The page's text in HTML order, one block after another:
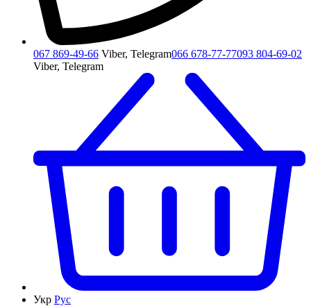
067 869-49-66 Viber, Telegram066 678-77-77093 804-69-02
Viber, Telegram
Укр Рус